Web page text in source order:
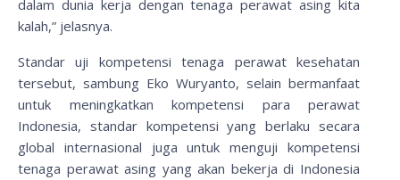
dalam dunia kerja dengan tenaga perawat asing kita
kalah,” jelasnya.
Standar uji kompetensi tenaga perawat kesehatan
tersebut, sambung Eko Wuryanto, selain bermanfaat
untuk meningkatkan kompetensi para perawat
Indonesia, standar kompetensi yang berlaku secara
global internasional juga untuk menguji kompetensi
tenaga perawat asing yang akan bekerja di Indonesia